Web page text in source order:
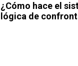
¿Cómo hace el
lógica de